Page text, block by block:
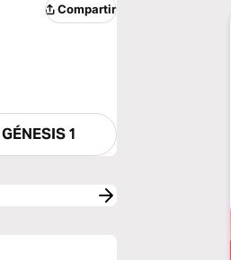
Compartir
GÉNESIS 1